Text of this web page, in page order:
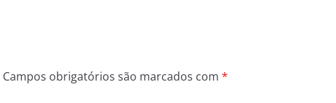
Campos obrigatórios são marcados com *